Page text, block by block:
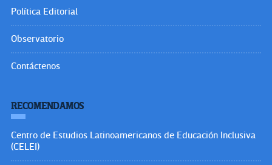
Política Editorial
Observatorio
Contáctenos
RECOMENDAMOS
Centro de Estudios Latinoamericanos de Educación Inclusiva
(CELEI)